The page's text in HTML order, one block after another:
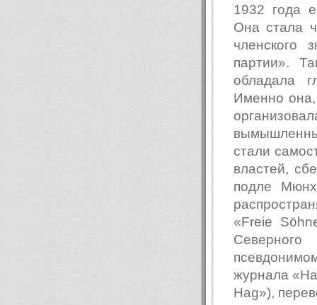
1932 года
Она стала
членского
партии».
обладала
Именно она,
стали
властей,
подле
«Freie
журнала
Hag»),